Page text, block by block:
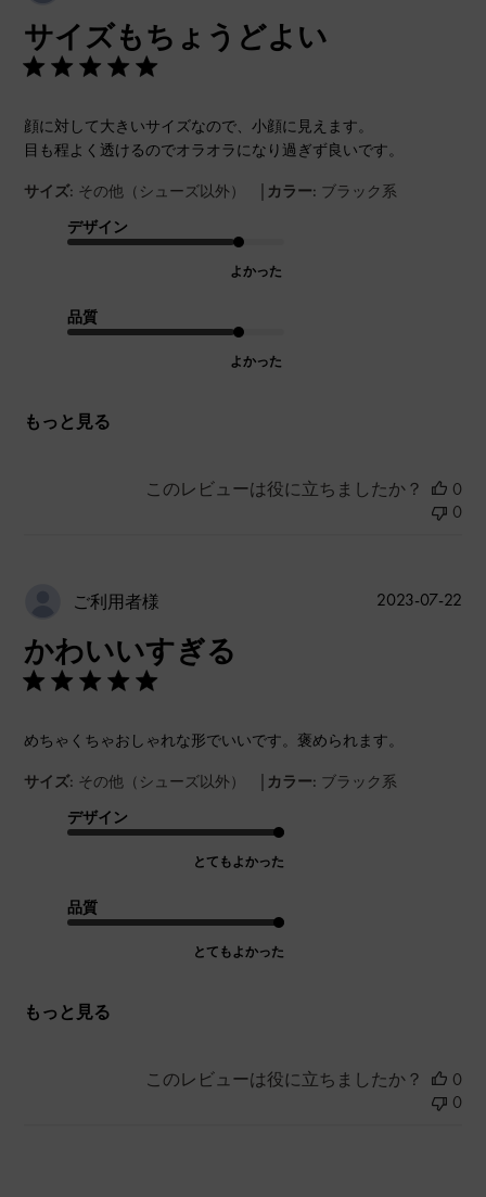
サイズもちょうどよい
顔に対して大きいサイズなので、小顔に見えます。
目も程よく透けるのでオラオラになり過ぎず良いです。
サイズ: その他（シューズ以外） | カラー: ブラック系
デザイン
よかった
品質
よかった
もっと見る
このレビューは役に立ちましたか？
0
0
ご利用者様
かわいいすぎる
めちゃくちゃおしゃれな形でいいです。褒められます。
サイズ: その他（シューズ以外） | カラー: ブラック系
デザイン
とてもよかった
品質
とてもよかった
もっと見る
公
2023-07-22
このレビューは役に立ちましたか？
0
0